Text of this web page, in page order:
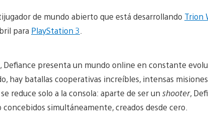
de mundo abierto que está desarrollando Trion
para PlayStation 3
Defiance presenta un mundo online en constante
hay batallas cooperativas increíbles, intensas
reduce solo a la consola: aparte de ser un shooter,
simultáneamente, creados desde cero.